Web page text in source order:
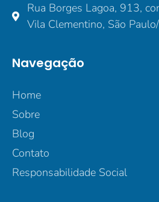
Rua Borges Lagoa, 913,
Vila Clementino, São
Navegação
Home
Sobre
Blog
Contato
Responsabilidade Social